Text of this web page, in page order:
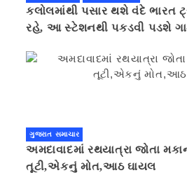
કલોલમાંથી પસાર થશે વંદે ભારત
રહે, આ સ્ટેશનથી પકડવી પડશે
ગુજરાત સમાચાર
અમદાવાદમાં રથયાત્રા જોતા
તૂટી,એકનું મોત,આઠ ઘાયલ